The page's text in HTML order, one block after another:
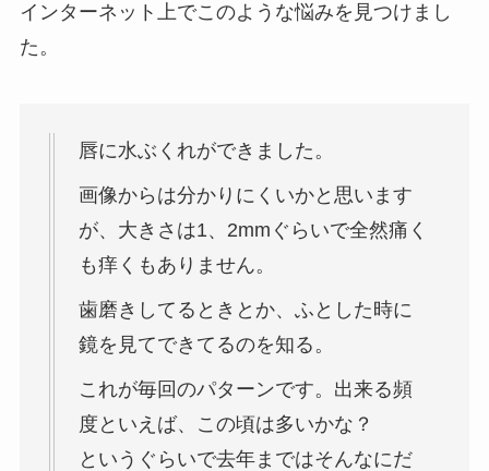
インターネット上でこのような悩みを見つけまし
た。
唇に水ぶくれができました。
画像からは分かりにくいかと思います
が、大きさは1、2mmぐらいで全然痛く
も痒くもありません。
歯磨きしてるときとか、ふとした時に
鏡を見てできてるのを知る。
これが毎回のパターンです。出来る頻
度といえば、この頃は多いかな？
というぐらいで去年まではそんなにだ